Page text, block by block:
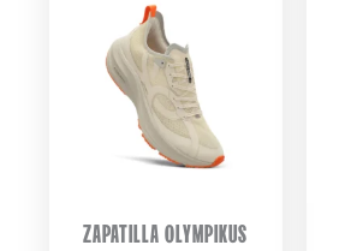
ZAPATILLA OLYMPIKUS